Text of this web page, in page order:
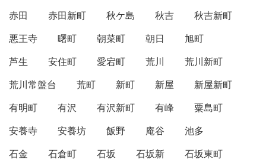
赤田
赤田新町 秋ケ島 秋吉
秋吉新町
悪王寺
曙町 朝菜町 朝日
旭町
芦生
安住町 愛宕町 荒川
荒川新町
荒川常盤台
荒町 新町 新屋
新屋新町
有明町
有沢 有沢新町 有峰
粟島町
安養寺
安養坊 飯野 庵谷
池多
石金
石倉町 石坂 石坂新
石坂東町